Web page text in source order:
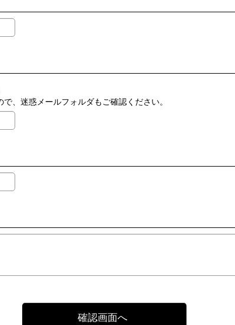
、迷惑メールフォルダもご確認ください。
確認画面へ